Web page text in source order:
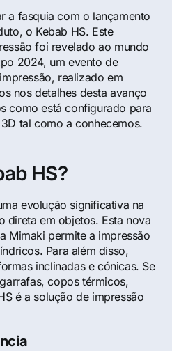
a fasquia com o lançamento
o Kebab HS. Este
foi revelado ao mundo
2024, um evento de
realizado em
nos detalhes desta avanço
como está configurado para
tal como a conhecemos.
HS?
evolução significativa na
direta em objetos. Esta nova
Mimaki permite a impressão
Para além disso,
inclinadas e cónicas. Se
copos térmicos,
é a solução de impressão